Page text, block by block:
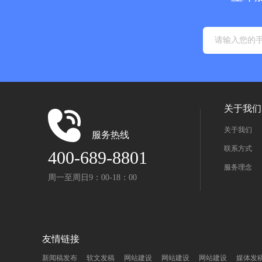
服务热线
400-689-8801
周一至周日9：00-18：00
关于我们
关于我们
联系方式
服务理念
友情链接
新闻稿发布 软文发稿 网站建设 网站建设 网站建设 媒体发